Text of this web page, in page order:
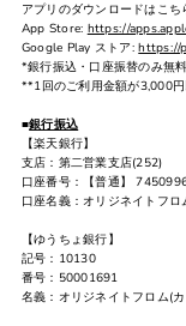
アプリのダウンロードはこち
App Store: https://
Google Play ストア:https://
*銀行振込・口座振替のみ無料
**1回のご利用金額が3,000
■銀行振込
【楽天銀行】
支店：第二営業支店(252)
口座番号：【普通】
口座名義：オリジネイトフロ
【ゆうちょ銀行】
記号：10130
番号：50001691
名義：オリジネイトフロム(カ